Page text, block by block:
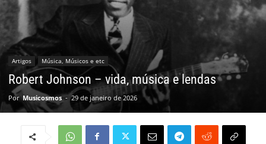
Artigos Música, Músicos e etc
Robert Johnson – vida, música e lendas
Por Musicosmos - 29 de janeiro de 2026